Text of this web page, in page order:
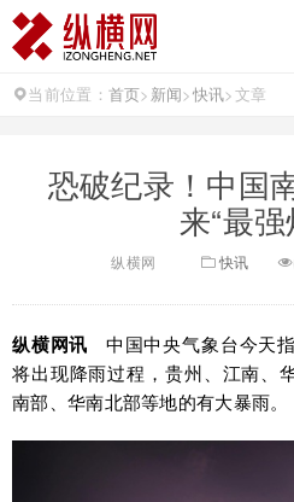
当前位置： 首页> 新闻>快讯>文章
恐破纪录！中国
来“最
纵横网 快讯
纵横网讯
中国中央气象台今天
将出现降雨过程，贵州、江南、
南部、华南北部等地的有大暴雨。